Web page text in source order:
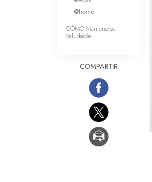
@home
CÓMO Mantenerse
Saludable
COMPARTIR